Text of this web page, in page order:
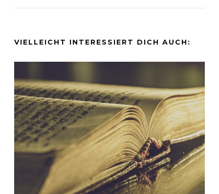
VIELLEICHT INTERESSIERT DICH AUCH: